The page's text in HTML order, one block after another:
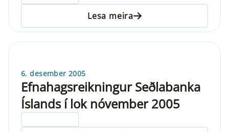
Lesa meira
6. desember 2005
Efnahagsreikningur Seðlabanka
Íslands í lok nóvember 2005